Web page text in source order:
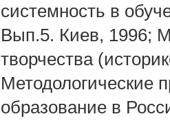
системность в
Вып.5. Киев, 1996;
творчества
Методологические
образование в